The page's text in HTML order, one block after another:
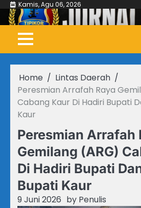
Skip
content
Kamis, Agu 06, 2026
Home
Lintas Daerah
Peresmian Arrafah Raya
Cabang Kaur Di Hadiri Bupati
Kaur
Peresmian Arrafah
Gemilang (ARG)
Di Hadiri Bupati
Bupati Kaur
9 Juni 2026 by Penulis